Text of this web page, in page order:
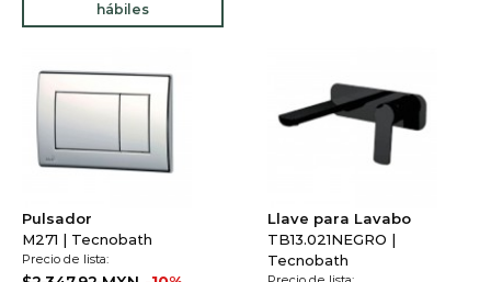
hábiles
Pulsador
M271 | Tecnobath
Precio de lista:
Llave para Lavabo
TB13.021NEGRO |
Tecnobath